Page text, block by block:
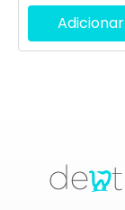
Adicionar